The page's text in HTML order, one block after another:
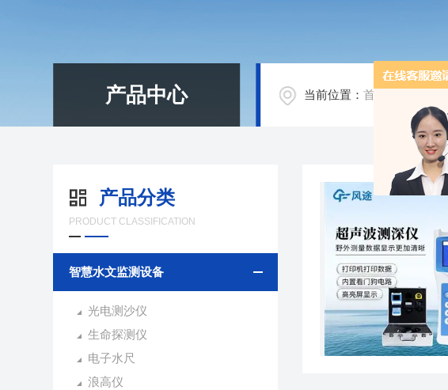
产品中心 当前位置：首页
产品分类
PRODUCT CLASSIFICATION
智慧水文监测设备
光电测沙仪
生命探测仪
电子水尺
浪高仪